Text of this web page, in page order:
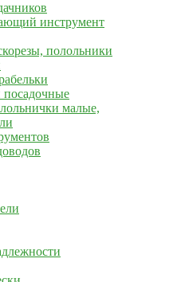
инструмент
полольники
малые,